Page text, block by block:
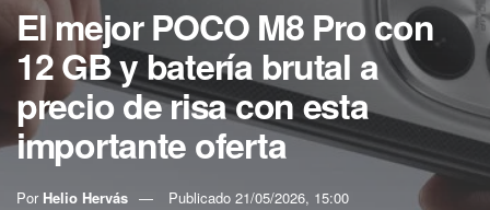
El mejor POCO M8 Pro con
12 GB y batería brutal a
precio de risa con esta
importante oferta
Por Helio Hervás Publicado 21/05/2026, 15:00